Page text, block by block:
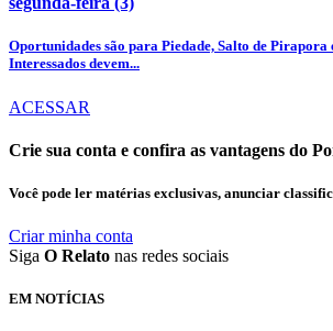
Oportunidades são para Piedade, Salto de
Interessados devem...
ACESSAR
Crie sua conta e confira as vantagens do
Você pode ler matérias exclusivas, anunciar
Criar minha conta
Siga O Relato nas redes sociais
EM NOTÍCIAS